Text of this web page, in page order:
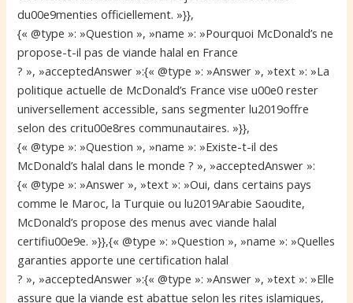
du00e9menties officiellement. »}},
{« @type »: »Question », »name »: »Pourquoi McDonald’s ne
propose-t-il pas de viande halal en France
? », »acceptedAnswer »:{« @type »: »Answer », »text »: »La
politique actuelle de McDonald’s France vise u00e0 rester
universellement accessible, sans segmenter lu2019offre
selon des critu00e8res communautaires. »}},
{« @type »: »Question », »name »: »Existe-t-il des
McDonald’s halal dans le monde ? », »acceptedAnswer »:
{« @type »: »Answer », »text »: »Oui, dans certains pays
comme le Maroc, la Turquie ou lu2019Arabie Saoudite,
McDonald’s propose des menus avec viande halal
certifiu00e9e. »}},{« @type »: »Question », »name »: »Quelles
garanties apporte une certification halal
? », »acceptedAnswer »:{« @type »: »Answer », »text »: »Elle
assure que la viande est abattue selon les rites islamiques,